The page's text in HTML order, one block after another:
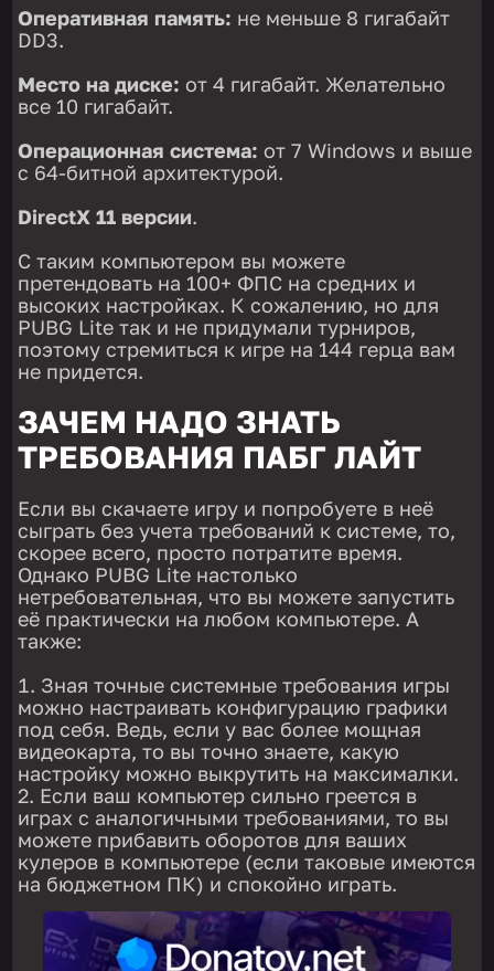
Оперативная память: не меньше 8 гигабайт
DD3.
Место на диске: от 4 гигабайт. Желательно
все 10 гигабайт.
Операционная система:от 7 Windows и выше
с 64-битной архитектурой.
DirectX 11 версии.
С таким компьютером вы можете
претендовать на 100+ ФПС на средних и
высоких настройках. К сожалению, но для
PUBG Lite так и не придумали турниров,
поэтому стремиться к игре на 144 герца вам
не придется.
ЗАЧЕМ НАДО ЗНАТЬ
ТРЕБОВАНИЯ ПАБГ ЛАЙТ
Если вы скачаете игру и попробуете в неё
сыграть без учета требований к системе, то,
скорее всего, просто потратите время.
Однако PUBG Lite настолько
нетребовательная, что вы можете запустить
её практически на любом компьютере. А
также:
Зная точные системные требования игры
можно настраивать конфигурацию графики
под себя. Ведь, если у вас более мощная
видеокарта, то вы точно знаете, какую
настройку можно выкрутить на максималки.
Если ваш компьютер сильно греется в
играх с аналогичными требованиями, то вы
можете прибавить оборотов для ваших
кулеров в компьютере (если таковые имеются
на бюджетном ПК) и спокойно играть.